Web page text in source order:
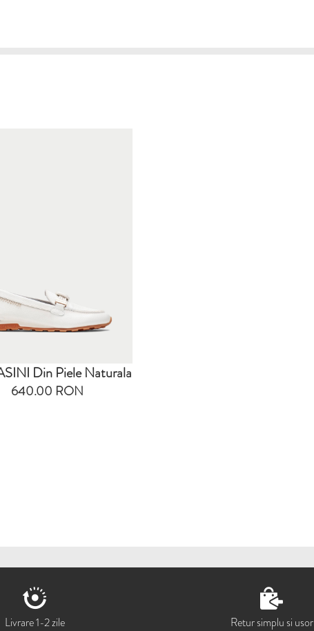
Din Piele Naturala
640.00 RON
Livrare 1-2 zile Retur simplu si usor